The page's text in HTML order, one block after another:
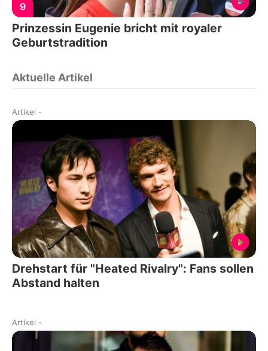
9
Prinzessin Eugenie bricht mit royaler
Geburtstradition
Aktuelle Artikel
Artikel -
Drehstart für "Heated Rivalry": Fans sollen
Abstand halten
Artikel -